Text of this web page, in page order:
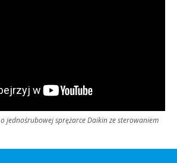
o jednośrubowej sprężarce Daikin ze sterowaniem